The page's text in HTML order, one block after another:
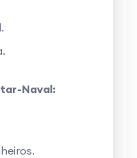
Naval: